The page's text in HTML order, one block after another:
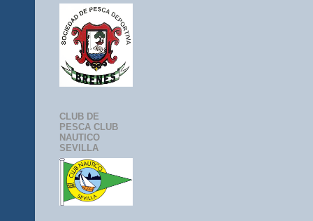
CLUB DE
PESCA CLUB
NAUTICO
SEVILLA